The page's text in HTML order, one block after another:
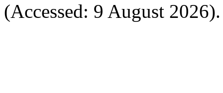
(Accessed: 9 August 2026).